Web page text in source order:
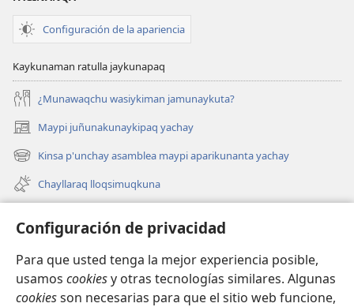
Configuración de privacidad
Para que usted tenga la mejor experiencia posible,
usamos cookiesy otras tecnologías similares. Algunas
cookiesson necesarias para que el sitio web funcione,
Configuración de la apariencia
Kaykunaman ratulla jaykunapaq
¿Munawaqchu wasiykiman jamunaykuta?
Maypi juñunakunaykipaq yachay
(abre
una
nueva
ventana)
Kinsa p'unchay asamblea maypi aparikunanta yachay
(abre
una
nueva
ventana)
Chayllaraq lloqsimuqkuna
Videos con audiodescripciones
Maskhay
Autoridadkunapaq willakuy